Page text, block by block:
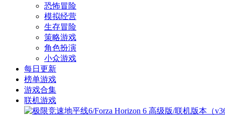
恐怖冒险
模拟经营
生存冒险
策略游戏
角色扮演
小众游戏
每日更新
榜单游戏
游戏合集
联机游戏